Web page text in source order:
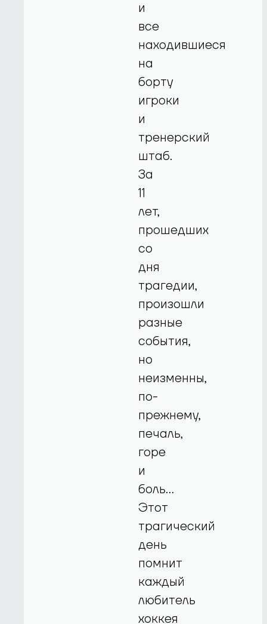
и
все
находившиеся
на
борту
игроки
и
тренерский
штаб.
За
11
лет,
прошедших
со
дня
трагедии,
произошли
разные
события,
но
неизменны,
по-
прежнему,
печаль,
горе
и
боль…
Этот
трагический
день
помнит
каждый
любитель
хоккея